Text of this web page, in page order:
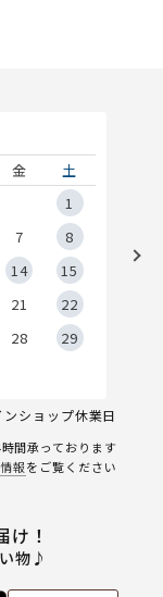
金
土
1
7
8
14
15
21
22
28
29
ンショップ休業日
間承っております
報をご覧ください
！
物♪